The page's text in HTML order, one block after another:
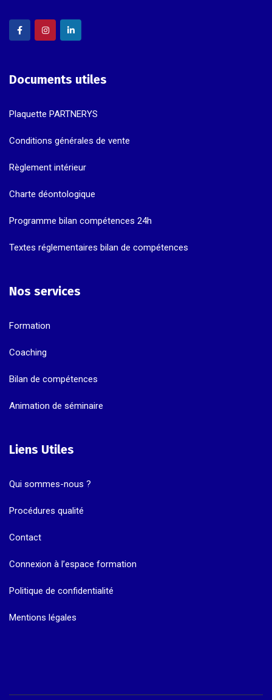
Documents utiles
Plaquette PARTNERYS
Conditions générales de vente
Règlement intérieur
Charte déontologique
Programme bilan compétences 24h
Textes réglementaires bilan de compétences
Nos services
Formation
Coaching
Bilan de compétences
Animation de séminaire
Liens Utiles
Qui sommes-nous ?
Procédures qualité
Contact
Connexion à l’espace formation
Politique de confidentialité
Mentions légales